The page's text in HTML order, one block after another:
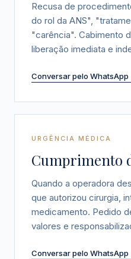
Recusa de
do rol da ANS",
"carência". Cabimento
liberação imediata e
Conversar pelo
URGÊNCIA MÉDICA
Cumprimento
Quando a operadora
que autorizou cirurgia,
medicamento. Pedido
valores e
Conversar pelo